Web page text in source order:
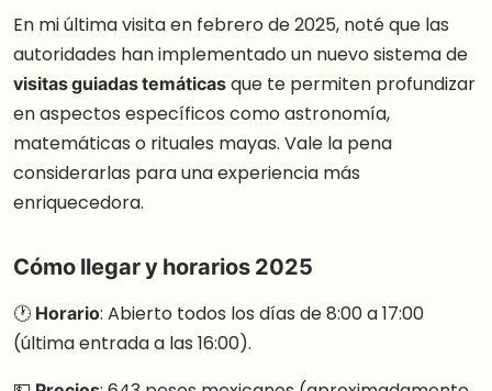
En mi última visita en febrero de 2025, noté que las
autoridades han implementado un nuevo sistema de
visitas guiadas temáticasque te permiten profundizar
en aspectos específicos como astronomía,
matemáticas o rituales mayas. Vale la pena
considerarlas para una experiencia más
enriquecedora.
Cómo llegar y horarios 2025
🕐 Horario: Abierto todos los días de 8:00 a 17:00
(última entrada a las 16:00).